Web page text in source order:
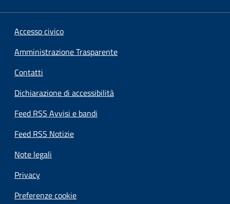
Accesso civico
Amministrazione Trasparente
Contatti
Dichiarazione di accessibilità
Feed RSS Avvisi e bandi
Feed RSS Notizie
Note legali
Privacy
Preferenze cookie